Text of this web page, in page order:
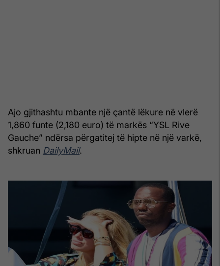
Ajo gjithashtu mbante një çantë lëkure në vlerë
1,860 funte (2,180 euro) të markës “YSL Rive
Gauche” ndërsa përgatitej të hipte në një varkë,
shkruan DailyMail.